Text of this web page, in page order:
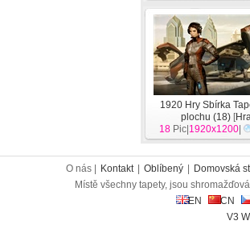
1920 Hry Sbírka
plochu (18) [
18 Pic| 1920x1200
O nás | Kontakt Oblíbený
Domovská
Místě všechny tapety, jsou
EN
CN
V3